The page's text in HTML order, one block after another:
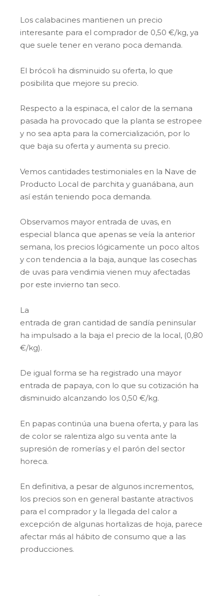
Los calabacines mantienen un precio
interesante para el comprador de 0,50 €/kg, ya
que suele tener en verano poca demanda.
El brócoli ha disminuido su oferta, lo que
posibilita que mejore su precio.
Respecto a la espinaca, el calor de la semana
pasada ha provocado que la planta se estropee
y no sea apta para la comercialización, por lo
que baja su oferta y aumenta su precio.
Vemos cantidades testimoniales en la Nave de
Producto Local de parchita y guanábana, aun
así están teniendo poca demanda.
Observamos mayor entrada de uvas, en
especial blanca que apenas se veía la anterior
semana, los precios lógicamente un poco altos
y con tendencia a la baja, aunque las cosechas
de uvas para vendimia vienen muy afectadas
por este invierno tan seco.
La
entrada de gran cantidad de sandía peninsular
ha impulsado a la baja el precio de la local, (0,80
€/kg).
De igual forma se ha registrado una mayor
entrada de papaya, con lo que su cotización ha
disminuido alcanzando los 0,50 €/kg.
En papas continúa una buena oferta, y para las
de color se ralentiza algo su venta ante la
supresión de romerías y el parón del sector
horeca.
En definitiva, a pesar de algunos incrementos,
los precios son en general bastante atractivos
para el comprador y la llegada del calor a
excepción de algunas hortalizas de hoja, parece
afectar más al hábito de consumo que a las
producciones.